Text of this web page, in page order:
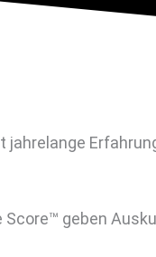
jahrelange
Score™ geben